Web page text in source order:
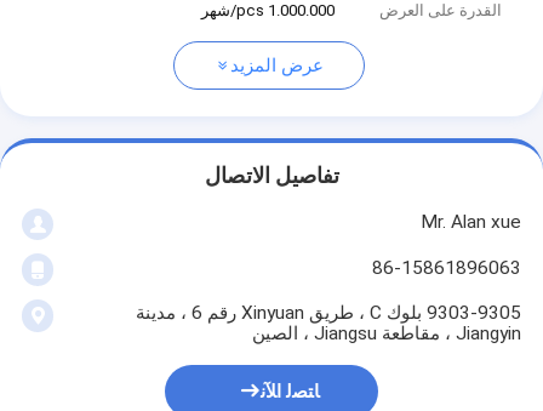
القدرة على العرض
1.000.000 pcs/شهر
عرض المزيد
تفاصيل الاتصال
Mr. Alan xue
86-15861896063
9303-9305 بلوك C ، طريق Xinyuan رقم 6 ، مدينة
Jiangyin ، مقاطعة Jiangsu ، الصين
ﺎﺘﺼﻟ ﺍﻶﻧ